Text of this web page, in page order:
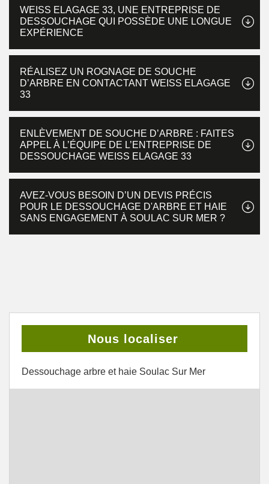
WEISS ELAGAGE 33, UNE ENTREPRISE DE
DESSOUCHAGE QUI POSSÈDE UNE LONGUE
EXPÉRIENCE
RÉALISEZ UN ROGNAGE DE SOUCHE
D’ARBRE EN CONTACTANT WEISS ELAGAGE
33
ENLÈVEMENT DE SOUCHE D’ARBRE : FAITES
APPEL À L’ÉQUIPE DE L’ENTREPRISE DE
DESSOUCHAGE WEISS ELAGAGE 33
AVEZ-VOUS BESOIN D’UN DEVIS PRÉCIS
POUR LE DESSOUCHAGE D'ARBRE ET HAIE
SANS ENGAGEMENT À SOULAC SUR MER ?
Nous localiser
Dessouchage arbre et haie Soulac Sur Mer